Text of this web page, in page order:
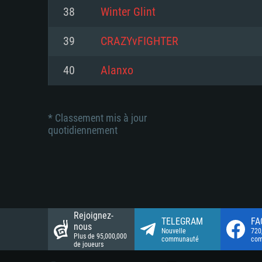
Disque dur: 23.1 Go (client
Disque dur: 62,2 Go (client
Connection: Connexion Internet
Disque dur: 62,2 Go (client
38 Winter Glint
39 CRAZYvFIGHTER
40 Alanxo
* Classement mis à jour
quotidiennement
Rejoignez-
nous
Plus de 95,000,000
de joueurs
TELEGRAM
Nouvelle
communauté